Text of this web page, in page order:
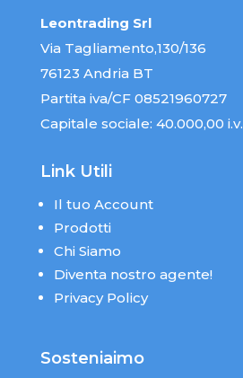
Leontrading Srl
Via Tagliamento,130/136
76123 Andria BT
Partita iva/CF 08521960727
Capitale sociale: 40.000,00 i.v.
Link Utili
Il tuo Account
Prodotti
Chi Siamo
Diventa nostro agente!
Privacy Policy
Sosteniaimo